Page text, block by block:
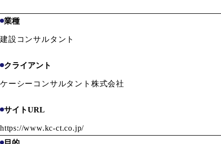
業種
建設コンサルタント
クライアント
ケーシーコンサルタント株式会社
サイトURL
https://www.kc-ct.co.jp/